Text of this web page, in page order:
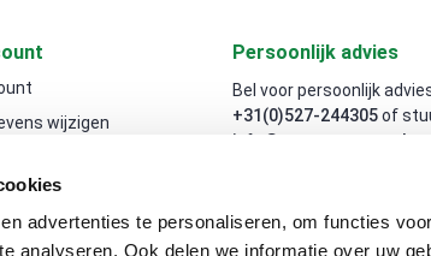
advertenties te personaliseren, om functies
analyseren. Ook delen we informatie over uw
wijzigen
Persoonlijk advies
Bel voor persoonlijk
+31(0)527-244305of
info@souman-agro.nl
Vollenhoverweg 22